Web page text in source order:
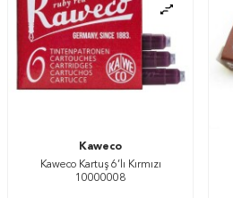
Kaweco
Kaweco Kartuş 6’lı Kırmızı
10000008